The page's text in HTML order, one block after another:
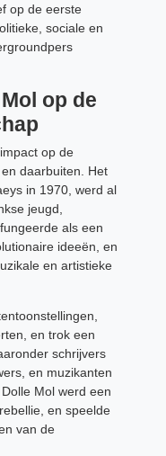
op de eerste
sociale en
op de
op de
daarbuiten. Het
in 1970, werd al
jeugd,
als een
ideeën, en
en artistieke
en trok een
schrijvers
en muzikanten
Mol werd een
en speelde
van de